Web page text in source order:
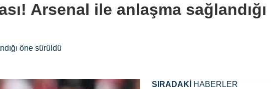
Arsenal ile anlaşma sağlandığı
öne sürüldü
SIRADAKİ HABERLER